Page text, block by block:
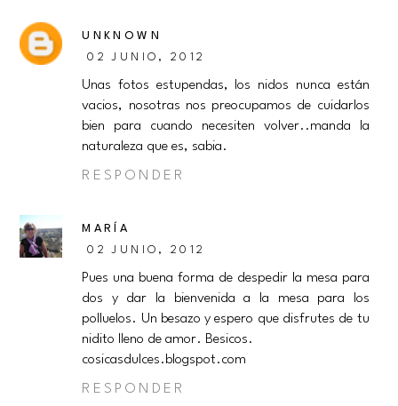
UNKNOWN
02 JUNIO, 2012
Unas fotos estupendas, los nidos nunca están
vacios, nosotras nos preocupamos de cuidarlos
bien para cuando necesiten volver..manda la
naturaleza que es, sabia.
RESPONDER
MARÍA
02 JUNIO, 2012
Pues una buena forma de despedir la mesa para
dos y dar la bienvenida a la mesa para los
polluelos. Un besazo y espero que disfrutes de tu
nidito lleno de amor. Besicos.
cosicasdulces.blogspot.com
RESPONDER